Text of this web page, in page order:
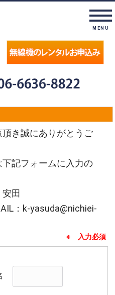
MENU
き誠にありがとうご
記フォームに入力の
安田
：k-yasuda@nichiei-
※ 入力必須